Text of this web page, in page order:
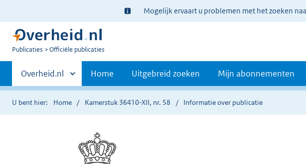
Ter
informatie:
Mogelijk ervaart u problemen met het zoeken
U
Publicaties Officiële publicaties
Primaire
navigatie
Andere
sites
binnen
Overheid.nl Home Uitgebreid zoeken Mijn abonnementen
U bent hier: Home Kamerstuk 36410-XII, nr. 58 Informatie over publicatie